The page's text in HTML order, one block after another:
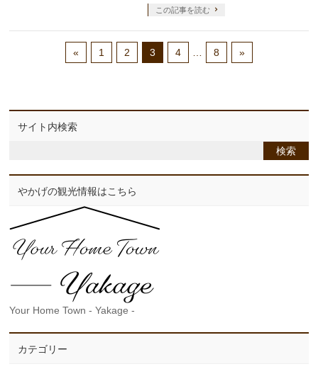
この記事を読む
« 1 2 3 4 8 »
サイト内検索
やかげの観光情報はこちら
Your Home Town - Yakage -
カテゴリー